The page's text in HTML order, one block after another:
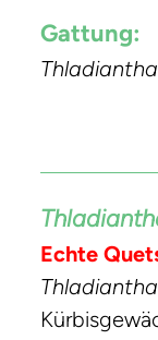
Gattung:
Thladiantha
Echte